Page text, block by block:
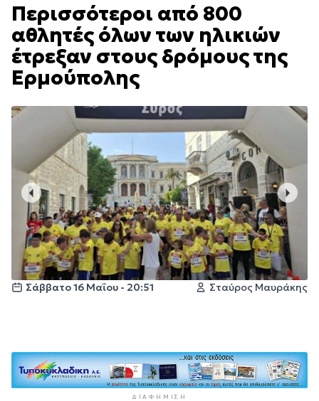
Περισσότεροι από 800
αθλητές όλων των ηλικιών
έτρεξαν στους δρόμους της
Ερμούπολης
Σάββατο 16 Μαΐου - 20:51 Σταύρος Μαυράκης
ΔΙΑΦΉΜΙΣΗ